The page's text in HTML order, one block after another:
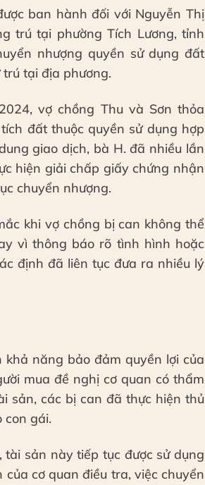
ban hành đối với Nguyễn Thị
trú tại phường Tích Lương, tỉnh
nhượng quyền sử dụng đất
trú tại địa phương.
vợ chồng Thu và Sơn thỏa
đất thuộc quyền sử dụng hợp
giao dịch, bà H. đã nhiều lần
hiện giải chấp giấy chứng nhận
chuyển nhượng.
khi vợ chồng bị can không thể
vì thông báo rõ tình hình hoặc
định đã liên tục đưa ra nhiều lý
năng bảo đảm quyền lợi của
mua đề nghị cơ quan có thẩm
sản, các bị can đã thực hiện thủ
con gái.
sản này tiếp tục được sử dụng
cơ quan điều tra, việc chuyển